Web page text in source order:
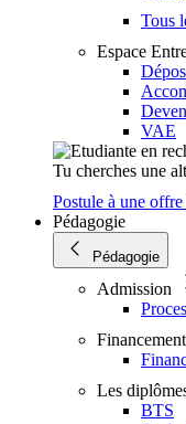
Tous
Espace
VAE
Tu cherches une
Postule à une offre
Pédagogie
Pédagogie
Admission
Financement
Les
BTS